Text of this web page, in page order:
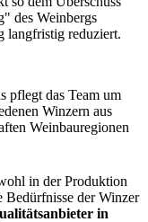
des Weinbergs
langfristig reduziert.
pflegt das Team um
Winzern aus
Weinbauregionen
in der Produktion
Bedürfnisse der Winzer
in